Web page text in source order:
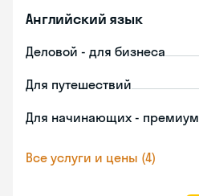
Английский язык
Деловой - для бизнеса
Для путешествий
Для начинающих - премиум
Все услуги и цены (4)